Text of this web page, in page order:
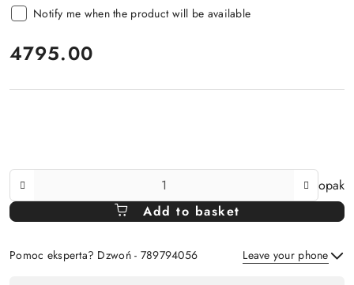
Notify me when the product will be available
price:
4795.00
opak
Add to basket
Pomoc eksperta? Dzwoń - 789794056 Leave your phone